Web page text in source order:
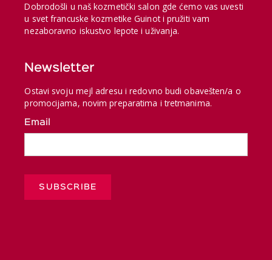
Dobrodošli u naš kozmetički salon gde ćemo vas uvesti
u svet francuske kozmetike Guinot i pružiti vam
nezaboravno iskustvo lepote i uživanja.
Newsletter
Ostavi svoju mejl adresu i redovno budi obavešten/a o
promocijama, novim preparatima i tretmanima.
Email